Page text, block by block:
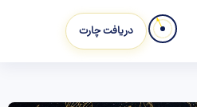
دریافت چارت